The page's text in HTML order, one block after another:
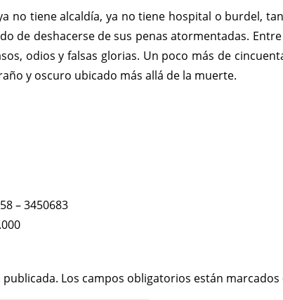
no tiene alcaldía, ya no tiene hospital o burdel,
de deshacerse de sus penas atormentadas.
odios y falsas glorias. Un poco más de
y oscuro ubicado más allá de la muerte.
– 3450683
Los campos obligatorios están marcados